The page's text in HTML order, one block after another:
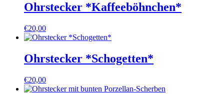
Ohrstecker *Kaffeeböhnchen*
€20,00
Ohrstecker *Schogetten*
€20,00